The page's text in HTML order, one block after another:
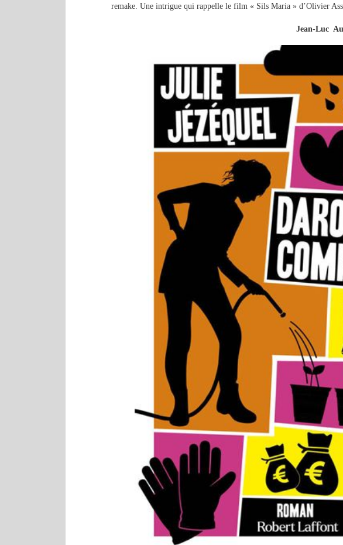
remake. Une intrigue qui rappelle le film « Sils Maria » d’Olivier
Jean-Luc